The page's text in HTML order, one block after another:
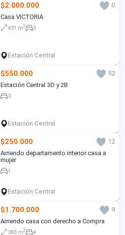
$2.000.000
0
Casa VICTORIA
431 m2 3
Estación Central
$550.000
52
Estación Central 3D y 2B
3
Estación Central
$250.000
12
Arriendo departamento interior casa a
mujer
1
Estación Central
$1.700.000
9
Arriendo casa con derecho a Compra
383 m2 4